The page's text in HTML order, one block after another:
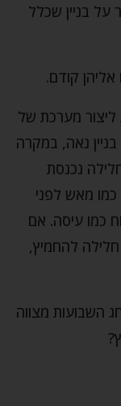
בניין שכלל
קודם.
מערכת של
נאה, במקרה
נכנסת
מאש לפני
כמו עיסה. אם
להחמיץ,
השבועות מצווה